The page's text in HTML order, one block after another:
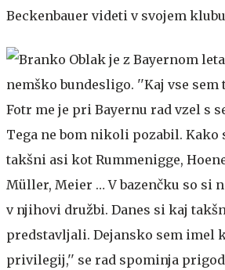
Beckenbauer videti v svojem